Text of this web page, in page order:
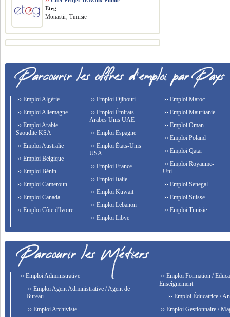
Eteg
Monastir, Tunisie
›› Emploi Algérie
›› Emploi Allemagne
›› Emploi Arabie
Saoudite KSA
›› Emploi Australie
›› Emploi Belgique
›› Emploi Bénin
›› Emploi Cameroun
›› Emploi Canada
›› Emploi Côte d'Ivoire
›› Emploi Djibouti
›› Emploi Émirats
Arabes Unis UAE
›› Emploi Espagne
›› Emploi États-Unis
USA
›› Emploi France
›› Emploi Italie
›› Emploi Kuwait
›› Emploi Lebanon
›› Emploi Libye
›› Emploi Maroc
›› Emploi Mauritanie
›› Emploi Oman
›› Emploi Poland
›› Emploi Qatar
›› Emploi Royaume-
Uni
›› Emploi Senegal
›› Emploi Suisse
›› Emploi Tunisie
›› Emploi Administrative
›› Emploi Agent Administrative / Agent de
Bureau
›› Emploi Archiviste
›› Emploi Formation /
Enseignement
›› Emploi Éducatrice /
›› Emploi Gestionnaire /